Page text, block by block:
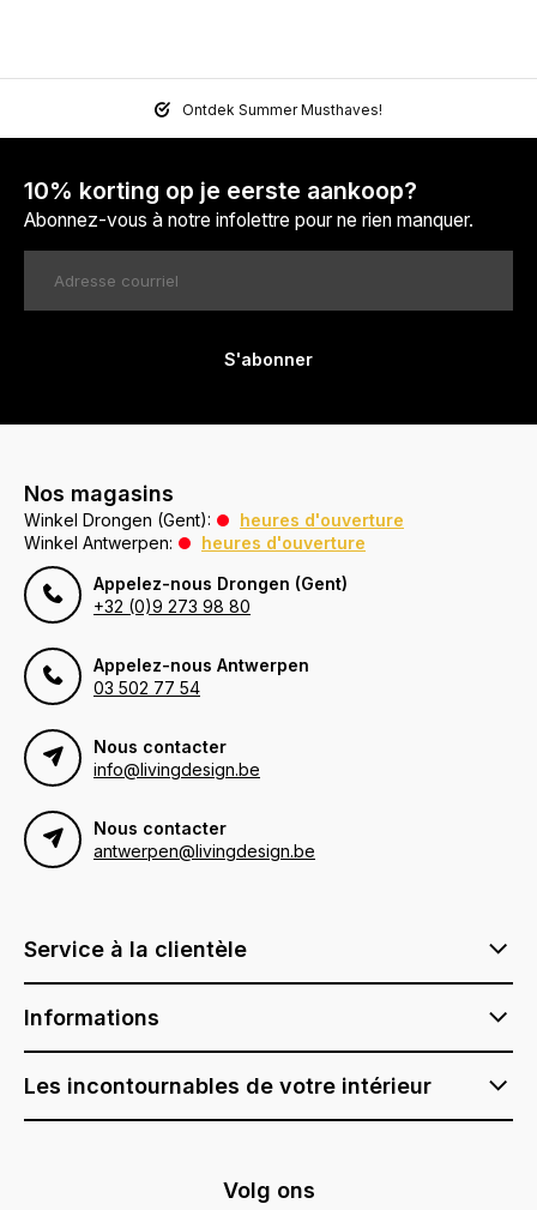
Ontdek Summer Musthaves!
10% korting op je eerste aankoop?
Abonnez-vous à notre infolettre pour ne rien manquer.
S'abonner
Nos magasins
Winkel Drongen (Gent):
heures d'ouverture
Winkel Antwerpen:
heures d'ouverture
Appelez-nous Drongen (Gent)
+32 (0)9 273 98 80
Appelez-nous Antwerpen
03 502 77 54
Nous contacter
info@livingdesign.be
Nous contacter
antwerpen@livingdesign.be
Service à la clientèle
Informations
Les incontournables de votre intérieur
Volg ons